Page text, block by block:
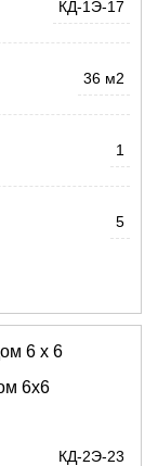
КД-1Э-17
36 м2
1
5
6х6
КД-2Э-23